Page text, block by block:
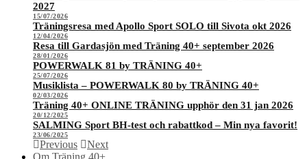
2027
15/07/2026
Träningsresa med Apollo Sport SOLO till Sivota okt 2026
12/04/2026
Resa till Gardasjön med Träning 40+ september 2026
28/01/2026
POWERWALK 81 by TRÄNING 40+
25/07/2026
Musiklista – POWERWALK 80 by TRÄNING 40+
02/03/2026
Träning 40+ ONLINE TRÄNING upphör den 31 jan 2026
20/12/2025
SALMING Sport BH-test och rabattkod – Min nya favorit!
23/06/2025
Previous
Next
Om Träning 40+